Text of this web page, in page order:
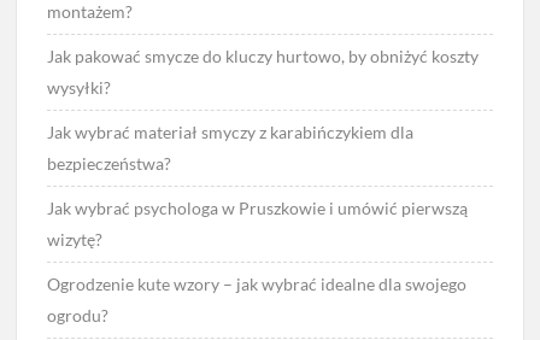
montażem?
Jak pakować smycze do kluczy hurtowo, by obniżyć koszty
wysyłki?
Jak wybrać materiał smyczy z karabińczykiem dla
bezpieczeństwa?
Jak wybrać psychologa w Pruszkowie i umówić pierwszą
wizytę?
Ogrodzenie kute wzory – jak wybrać idealne dla swojego
ogrodu?